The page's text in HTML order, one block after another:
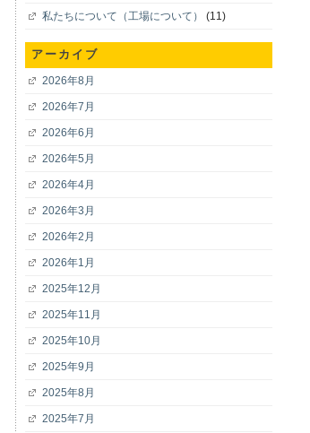
私たちについて（工場について） (11)
アーカイブ
2026年8月
2026年7月
2026年6月
2026年5月
2026年4月
2026年3月
2026年2月
2026年1月
2025年12月
2025年11月
2025年10月
2025年9月
2025年8月
2025年7月